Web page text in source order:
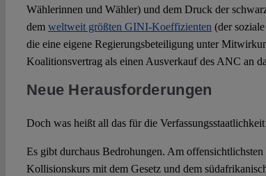
Wählerinnen und Wähler) und dem Druck der
dem weltweit größten GINI-Koeffizienten(der
die eine eigene Regierungsbeteiligung unter
Koalitionsvertrag als einen Ausverkauf des ANC an
Neue Herausforderungen
Doch was heißt all das für die
Es gibt durchaus Bedrohungen. Am
Kollisionskurs mit dem Gesetz und dem